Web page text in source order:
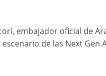
embajador oficial de
de las Next Gen